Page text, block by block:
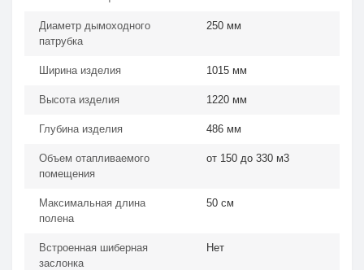
Диаметр дымоходного
патрубка
250 мм
Ширина изделия 1015 мм
Высота изделия 1220 мм
Глубина изделия 486 мм
Объем отапливаемого
помещения
от 150 до 330 м3
Максимальная длина
полена
50 см
Встроенная шиберная
заслонка
Нет